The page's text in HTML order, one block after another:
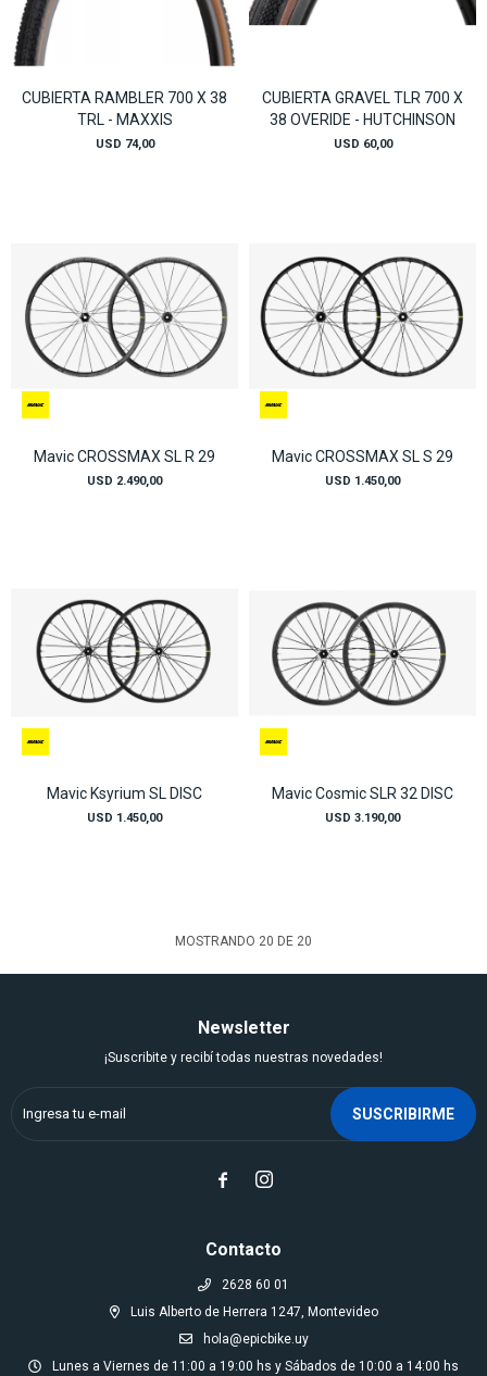
CUBIERTA RAMBLER 700 X 38
TRL - MAXXIS
USD 74,00
CUBIERTA GRAVEL TLR 700 X
38 OVERIDE - HUTCHINSON
USD 60,00
Mavic CROSSMAX SL R 29
USD 2.490,00
Mavic CROSSMAX SL S 29
USD 1.450,00
Mavic Ksyrium SL DISC
USD 1.450,00
Mavic Cosmic SLR 32 DISC
USD 3.190,00
MOSTRANDO 20 DE 20
Contacto
2628 60 01
Luis Alberto de Herrera 1247, Montevideo
hola@epicbike.uy
Lunes a Viernes de 11:00 a 19:00 hs y Sábados de 10:00 a 14:00 hs
Newsletter
¡Suscribite y recibí todas nuestras novedades!
SUSCRIBIRME
 